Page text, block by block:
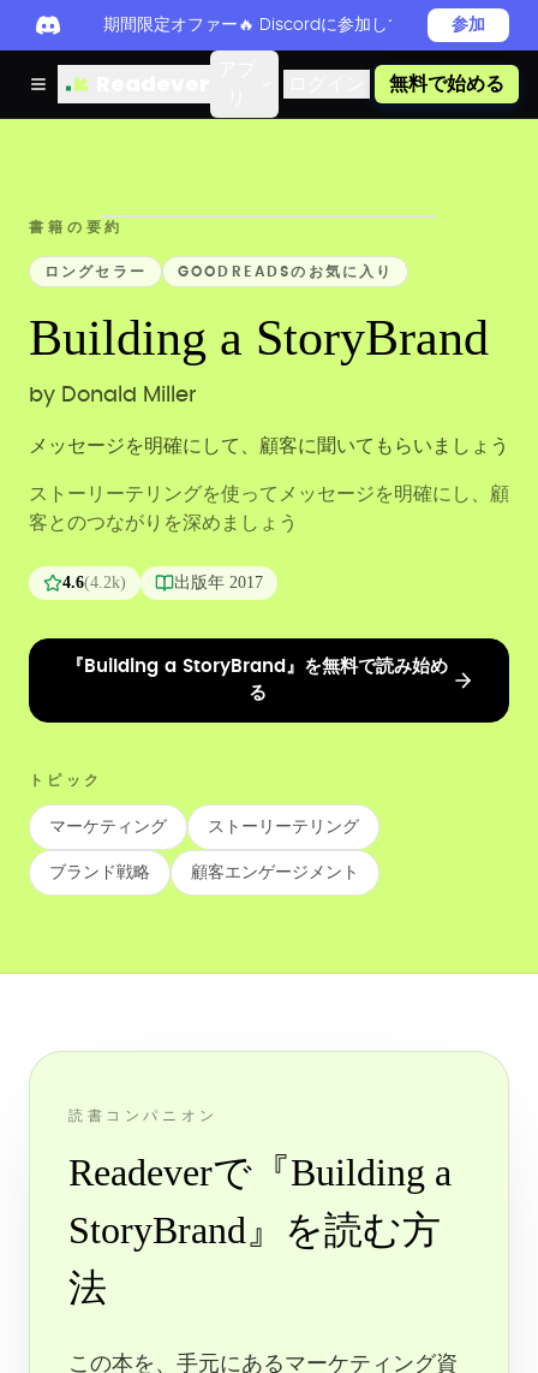
期間限定オファー🔥 Discordに参加してReadever PRO
参加
無料で始める
書籍の要約
ロングセラー GOODREADSのお気に入り
Building a StoryBrand
by Donald Miller
メッセージを明確にして、顧客に聞いてもらいましょう
ストーリーテリングを使ってメッセージを明確にし、顧
客とのつながりを深めましょう
4.6(4.2k) 出版年 2017
『Building a StoryBrand』を無料で読み始め
る
トピック
マーケティング ストーリーテリング
ブランド戦略 顧客エンゲージメント
読書コンパニオン
Readeverで『Building a
StoryBrand』を読む方
法
この本を、手元にあるマーケティング資